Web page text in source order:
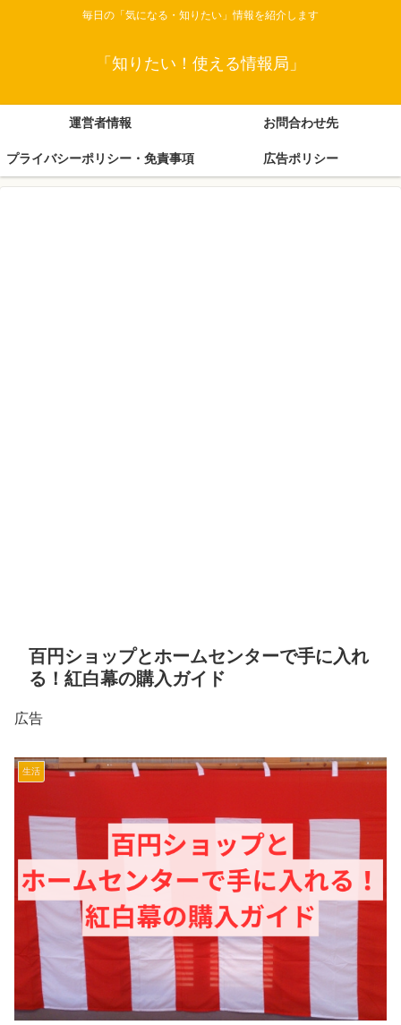
毎日の「気になる・知りたい」情報を紹介します
「知りたい！使える情報局」
運営者情報 お問合わせ先
プライバシーポリシー・免責事項 広告ポリシー
百円ショップとホームセンターで手に入れ
る！紅白幕の購入ガイド
広告
生活